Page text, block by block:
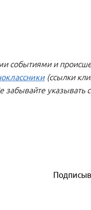
событиями и
(ссылки
забывайте указывать